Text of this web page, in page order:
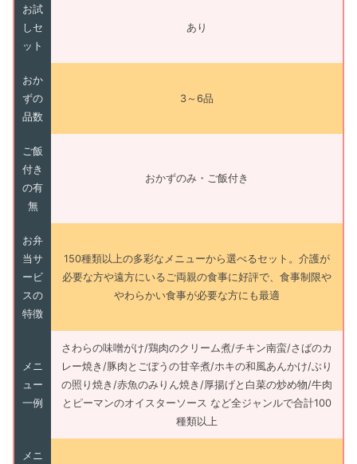
お試
しセ
ット
あり
おか
ずの
品数
3～6品
ご飯
付き
の有
無
おかずのみ・ご飯付き
お弁
当サ
ービ
スの
特徴
150種類以上の多彩なメニューから選べるセット。介護が
必要な方や遠方にいるご両親の食事に好評で、食事制限や
やわらかい食事が必要な方にも最適
メニ
ュー
一例
さわらの味噌がけ/鶏肉のクリーム煮/チキン南蛮/さばのカ
レー焼き/豚肉とごぼうの甘辛煮/ホキの和風あんかけ/ぶり
の照り焼き/赤魚のみりん焼き/厚揚げと白菜の炒め物/牛肉
とピーマンのオイスターソース など全ジャンルで合計100
種類以上
メニ